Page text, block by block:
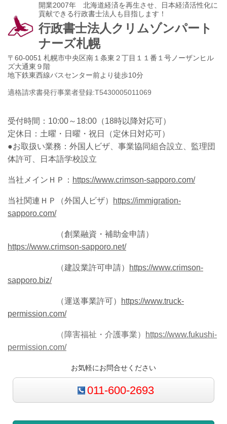
開業2007年 北海道経済を再生させ、日本経済活性化に
貢献できる行政書士法人も目指します！
行政書士法人クリムゾンパート
ナーズ札幌
〒60-0051 札幌市中央区南１条東２丁目１１番１号ノーザンヒル
ズ大通東９階
地下鉄東西線バスセンター前より徒歩10分
適格請求書発行事業者登録:T5430005011069
受付時間： 10:00～18:00（18時以降対応可）
定休日：土曜・日曜・祝日
（定休日対応可）
●お取扱い業務：外国人ビザ、事業協同組合設立、監理団
体許可、日本語学校設立
当社メインＨＰ： https://www.crimson-sapporo.com/
当社関連ＨＰ（外国人ビザ）
https://immigration-
sapporo.com/
（創業融資・補助金申請）
https://www.crimson-sapporo.net/
（建設業許可申請）
https://www.crimson-
sapporo.biz/
（運送事業許可）
https://www.truck-
permission.com/
（障害福祉・介護事業）
https://www.fukushi-
permission.com/
お気軽にお問合せください
011-600-2693